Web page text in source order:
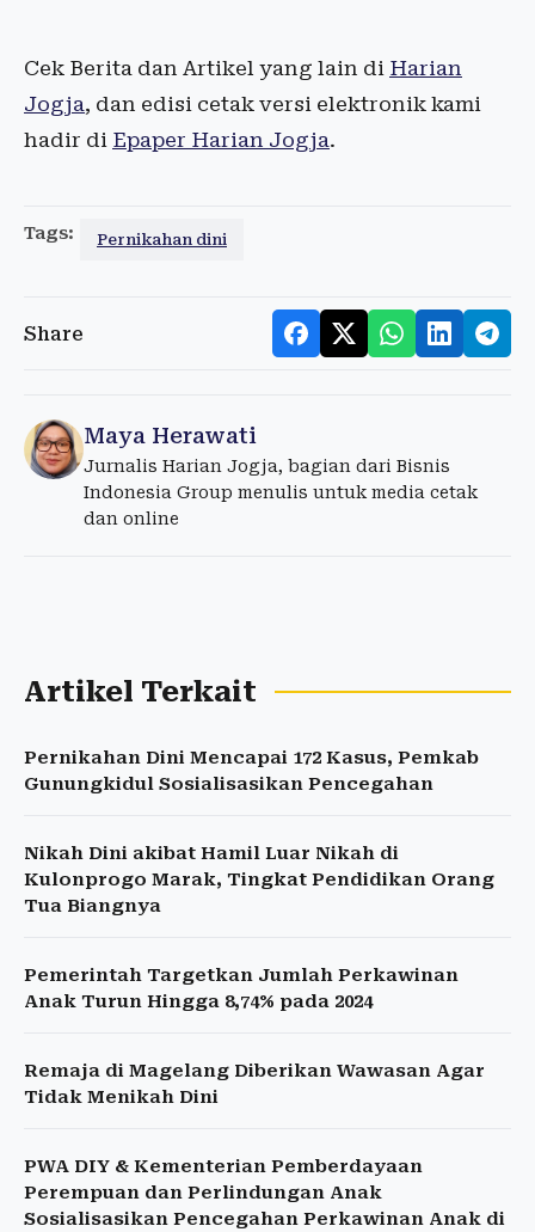
Cek Berita dan Artikel yang lain di Harian
Jogja, dan edisi cetak versi elektronik kami
hadir di Epaper Harian Jogja.
Tags: Pernikahan dini
Share
Maya Herawati
Jurnalis Harian Jogja, bagian dari Bisnis
Indonesia Group menulis untuk media cetak
dan online
Artikel Terkait
Pernikahan Dini Mencapai 172 Kasus, Pemkab
Gunungkidul Sosialisasikan Pencegahan
Nikah Dini akibat Hamil Luar Nikah di
Kulonprogo Marak, Tingkat Pendidikan Orang
Tua Biangnya
Pemerintah Targetkan Jumlah Perkawinan
Anak Turun Hingga 8,74% pada 2024
Remaja di Magelang Diberikan Wawasan Agar
Tidak Menikah Dini
PWA DIY & Kementerian Pemberdayaan
Perempuan dan Perlindungan Anak
Sosialisasikan Pencegahan Perkawinan Anak di